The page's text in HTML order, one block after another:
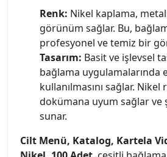
Renk: Nikel kaplama,
görünüm sağlar. Bu,
profesyonel ve temiz bir
Tasarım: Basit ve işlevsel
bağlama uygulamalarında
kullanılmasını sağlar.
dokümana uyum sağlar ve
sunar.
Cilt Menü, Katalog, Kartela